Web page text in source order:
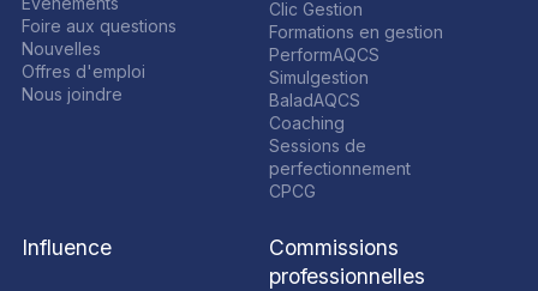
Foire aux questions
Nouvelles
Offres d'emploi
Nous joindre
Clic Gestion
Formations en gestion
PerformAQCS
Simulgestion
BaladAQCS
Coaching
Sessions de
perfectionnement
CPCG
Influence
Commissions
professionnelles